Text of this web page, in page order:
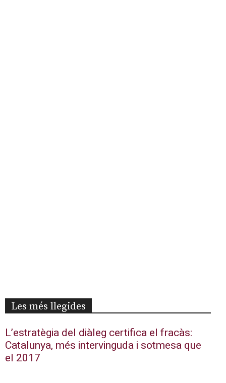
Les més llegides
L’estratègia del diàleg certifica el fracàs:
Catalunya, més intervinguda i sotmesa que
el 2017